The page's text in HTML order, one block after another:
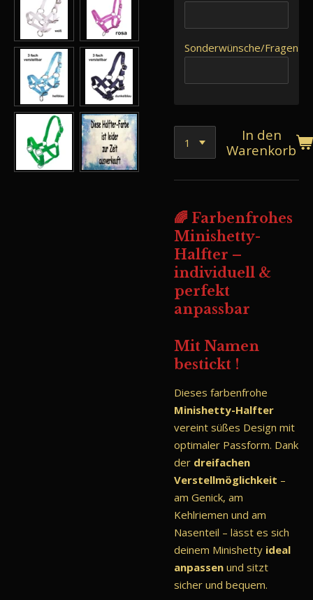
Sonderwünsche/Fragen
In den
Warenkorb
🌈 Farbenfrohes
Minishetty-
Halfter –
individuell &
perfekt
anpassbar
Mit Namen
bestickt !
Dieses farbenfrohe
Minishetty-Halfter
vereint süßes Design mit
optimaler Passform. Dank
der dreifachen
Verstellmöglichkeit –
am Genick, am
Kehlriemen und am
Nasenteil – lässt es sich
deinem Minishetty ideal
anpassen und sitzt
sicher und bequem.